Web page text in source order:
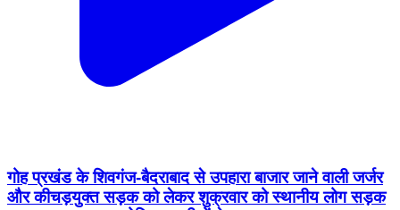
गोह प्रखंड के शिवगंज-बैदराबाद से उपहारा बाजार जाने वाली जर्जर
और कीचड़युक्त सड़क को लेकर शुक्रवार को स्थानीय लोग सड़क